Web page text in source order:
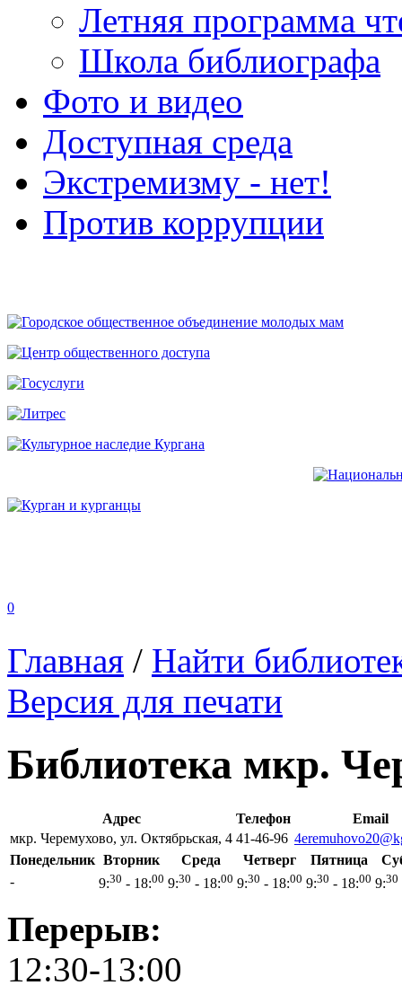
Летняя программа
Школа библиографа
Фото и видео
Доступная среда
Экстремизму - нет!
Против коррупции
0
Главная / Найти
Версия для печати
Библиотека мкр.
Адрес Телефон
Email
мкр. Черемухово, ул. Октябрьская, 4 41-46-96
Понедельник Вторник Среда Четверг Пятница
-
9:30 - 18:00 9:30 - 18:00 9:30 - 18:00 9:30 - 18:00 9:30
Перерыв:
12:30-13:00